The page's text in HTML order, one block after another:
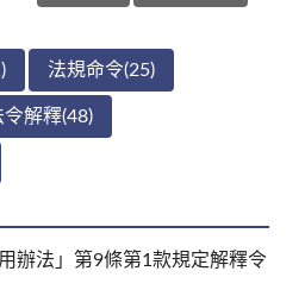
法規命令(25)
令解釋(48)
辦法」第9條第1款規定解釋令